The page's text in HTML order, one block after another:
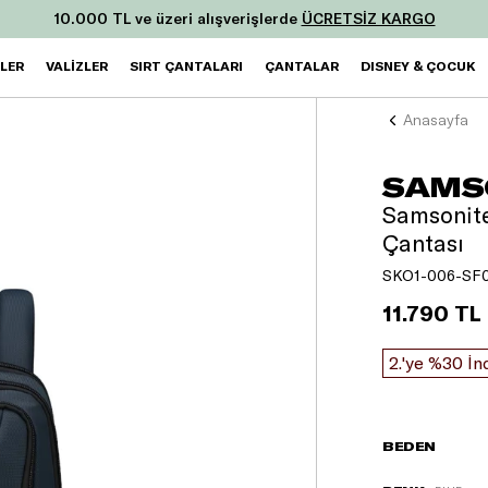
ve tek seferde yapacağınız 25.000 TL ve üzeri ilk
VALİZLER SIRT ÇANTALARI ÇANTALAR DISNEY & ÇOCUK
Anasayfa
Çantası
SKO1-006-
11.790 TL
2.'ye %30
BEDEN